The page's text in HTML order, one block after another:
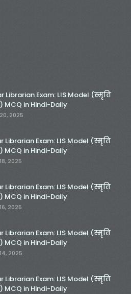
Librarian Exam: LIS Model (स्मृति
MCQ in Hindi-Daily
2025
Librarian Exam: LIS Model (स्मृति
MCQ in Hindi-Daily
2025
Librarian Exam: LIS Model (स्मृति
MCQ in Hindi-Daily
2025
Librarian Exam: LIS Model (स्मृति
MCQ in Hindi-Daily
2025
Librarian Exam: LIS Model (स्मृति
MCQ in Hindi-Daily